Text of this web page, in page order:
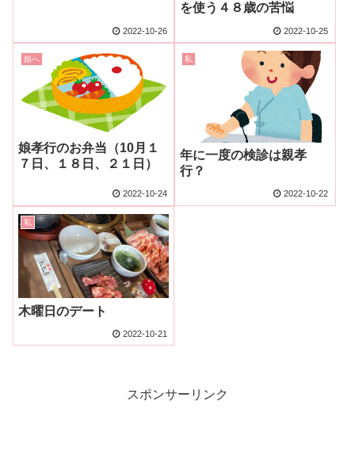
2022-10-26
を使う４８歳の苦悩
2022-10-25
娘へ
娘孝行のお弁当（10月１
７日、１８日、２１日）
2022-10-24
私
年に一度の検診は親孝
行？
2022-10-22
私
木曜日のデート
2022-10-21
スポンサーリンク